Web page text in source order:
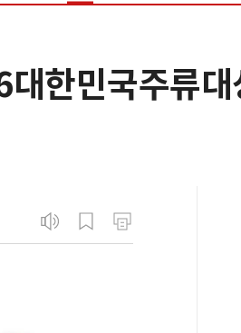
한민국주류대